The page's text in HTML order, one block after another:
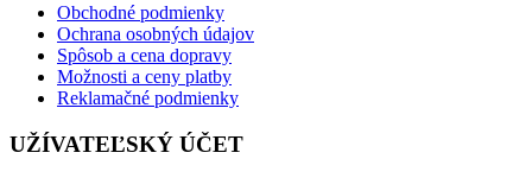
Obchodné podmienky
Ochrana osobných údajov
Spôsob a cena dopravy
Možnosti a ceny platby
Reklamačné podmienky
UŽÍVATEĽSKÝ ÚČET